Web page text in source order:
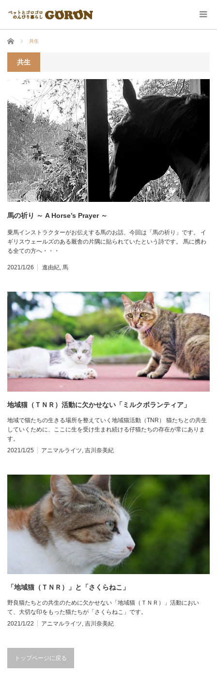
ホーム 共生
共生
馬の祈り ～ A Horse’s Prayer ～
乗馬インストラクターがお伝えする馬のお話、今回は「馬の祈り」です。 イ
ギリスウェールズのある厩舎の片隅に貼られていたという詩です。 馬に携わ
る全ての方へ・・・
2021/1/26 進由紀, 馬
地域猫（ＴＮＲ）活動に欠かせない「ミルクボランティア」
地域で猫たちの生きる場所を整えていく地域猫活動（TNR） 猫たちとの共生
していくために、ここに生を受け生まれ続ける仔猫たちの存在が常にありま
す。
2021/1/25
アニマルライツ 吉川奈美紀
「地域猫（ＴＮＲ）」と「さくらねこ」
野良猫たちとの共生のために欠かせない「地域猫（ＴＮＲ）」活動におい
て、大切な印をもった猫たちが「さくらねこ」です。
2021/1/22
アニマルライツ 吉川奈美紀
トップページに戻る